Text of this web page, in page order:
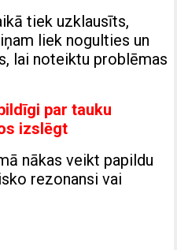
tiek uzklausīts,
liek nogulties un
lai noteiktu problēmas
par tauku
izslēgt
nākas veikt papildu
rezonansi vai